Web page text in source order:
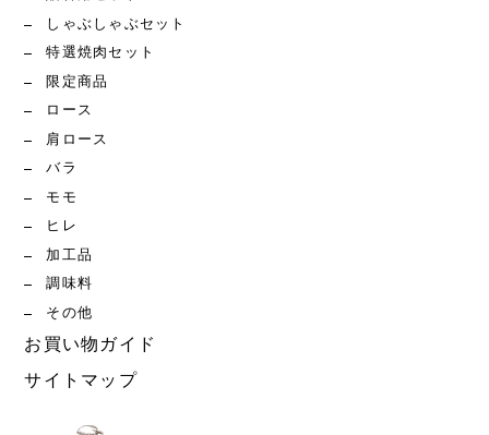
しゃぶしゃぶセット
特選焼肉セット
限定商品
ロース
肩ロース
バラ
モモ
ヒレ
加工品
調味料
その他
お買い物ガイド
サイトマップ